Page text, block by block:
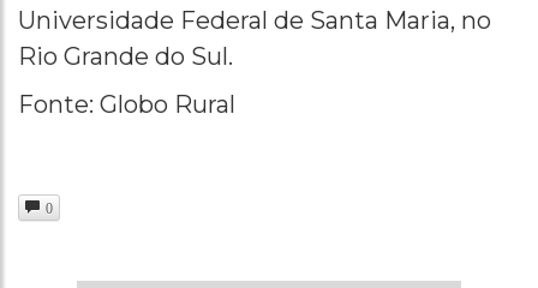
Universidade Federal de Santa Maria, no
Rio Grande do Sul.
Fonte: Globo Rural
0